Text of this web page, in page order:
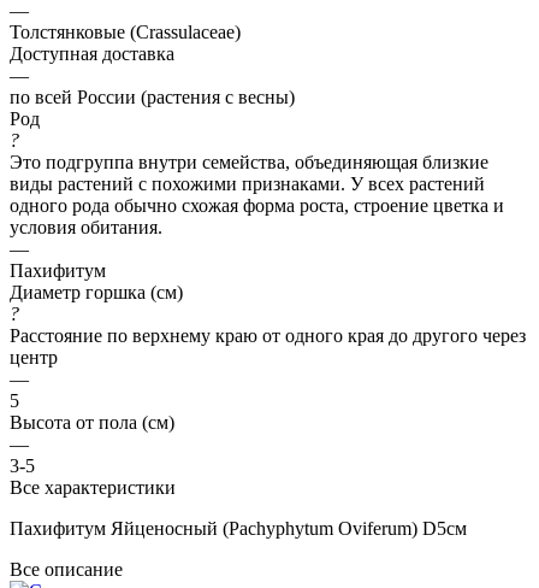
—
Толстянковые (Crassulaceae)
Доступная доставка
—
по всей России (растения с весны)
Род
?
Это подгруппа внутри семейства, объединяющая близкие
виды растений с похожими признаками. У всех растений
одного рода обычно схожая форма роста, строение цветка и
условия обитания.
—
Пахифитум
Диаметр горшка (см)
?
Расстояние по верхнему краю от одного края до другого через
центр
—
5
Высота от пола (см)
—
3-5
Все характеристики
Пахифитум Яйценосный (Pachyphytum Oviferum) D5см
Все описание